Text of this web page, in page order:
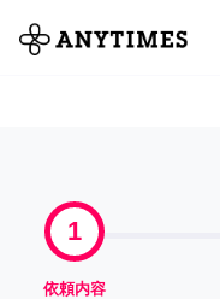
全て
1
依頼内容